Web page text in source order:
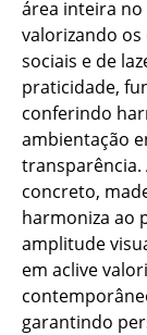
área inteira
valorizando os
sociais e de
praticidade,
conferindo
ambientação
transparência.
concreto,
harmoniza ao
amplitude
em aclive
garantindo